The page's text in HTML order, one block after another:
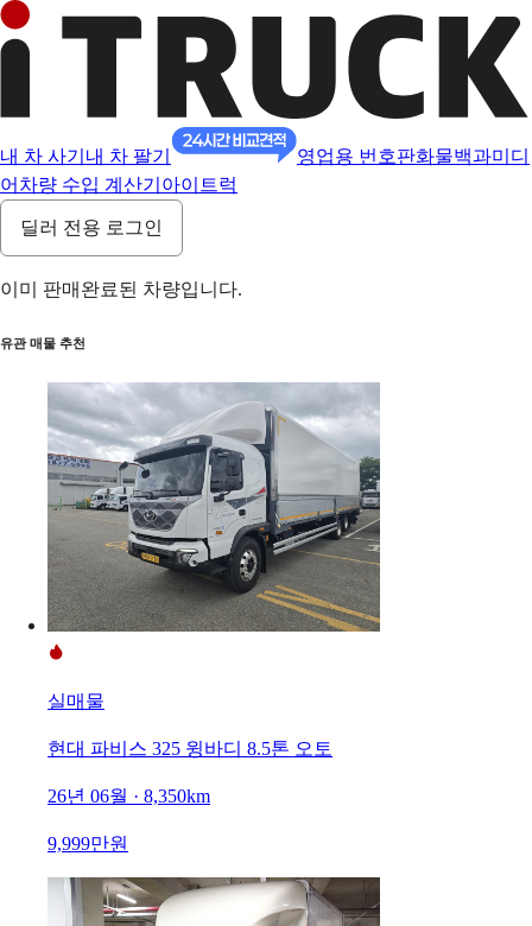
내 차 사기 내 차 팔기 영업용 번호판화물백과미디
어 차량 수입 계산기 아이트럭
딜러 전용 로그인
이미 판매완료된 차량입니다.
유관 매물 추천
실매물
현대 파비스 325 윙바디 8.5톤 오토
26년 06월 · 8,350km
9,999만원